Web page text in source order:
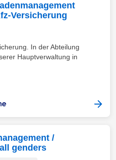
Versicherung
In der Abteilung
Hauptverwaltung in
/
genders